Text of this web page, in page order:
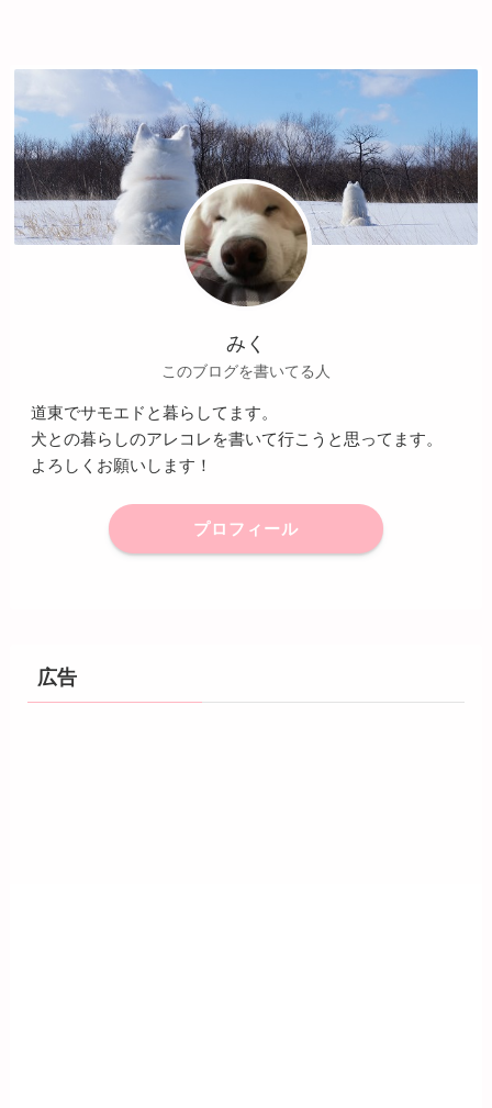
みく
このブログを書いてる人
道東でサモエドと暮らしてます。
犬との暮らしのアレコレを書いて行こうと思ってます。
よろしくお願いします！
プロフィール
広告